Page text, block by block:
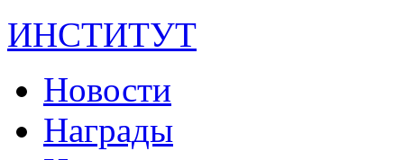
ИНСТИТУТ
Новости
Награды